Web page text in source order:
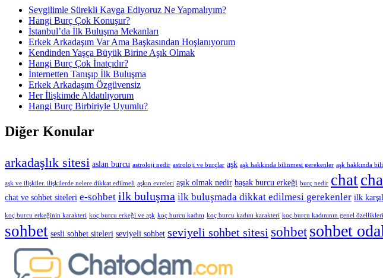
Sevgilimle Sürekli Kavga Ediyoruz Ne Yapmalıyım?
Hangi Burç Çok Konuşur?
İstanbul’da İlk Buluşma Mekanları
Erkek Arkadaşım Var Ama Başkasından Hoşlanıyorum
Kendinden Yaşça Büyük Birine Aşık Olmak
Hangi Burç Çok İnatçıdır?
İnternetten Tanışıp İlk Buluşma
Erkek Arkadaşım Özgüvensiz
Her İlişkimde Aldatılıyorum
Hangi Burç Birbiriyle Uyumlu?
Diğer Konular
arkadaşlık sitesi aslan burcu astroloji nedir astroloji ve burçlar aşk aşk hakkında bilinmesi gerekenler aşk hakkında
aşk ve ilişkiler. ilişkilerde nelere dikkat edilmeli aşkın evreleri aşık olmak nedir başak burcu erkeği burç nedir chat
chat ve sohbet siteleri e-sohbet ilk buluşma ilk buluşmada dikkat edilmesi gerekenler ilk
koç burcu erkeğinin karakteri koç burcu erkeği ve aşk koç burcu kadını koç burcu kadını karakteri koç burcu kadınının genel özellikleri
sohbet sesli sohbet siteleri seviyeli sohbet seviyeli sohbet sitesi sohbetsohbet